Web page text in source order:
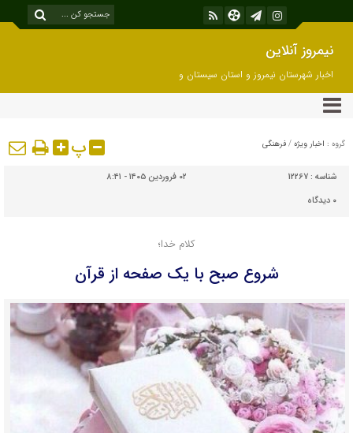
نیمروز آنلاین
اخبار شهرستان نیمروز و استان سیستان و
بلوچستان
گروه : اخبار ویژه / فرهنگی پ
شناسه : 12267
۰۲ فروردین ۱۴۰۵ - ۸:۴۱
۰ دیدگاه
کلام خدا؛
شروع صبح با یک صفحه از قرآن